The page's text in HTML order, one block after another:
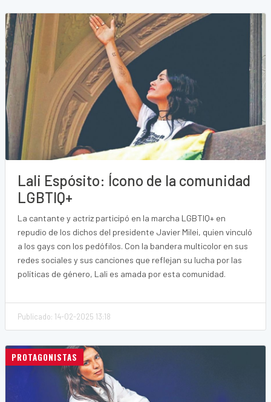
Lali Espósito: Ícono de la comunidad
LGBTIQ+
La cantante y actriz participó en la marcha LGBTIQ+ en
repudio de los dichos del presidente Javier Milei, quien vinculó
a los gays con los pedófilos. Con la bandera multicolor en sus
redes sociales y sus canciones que reflejan su lucha por las
políticas de género, Lali es amada por esta comunidad.
Publicado: 14-02-2025 13:18
PROTAGONISTAS